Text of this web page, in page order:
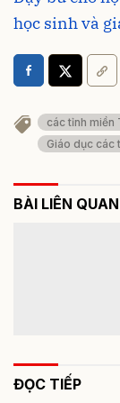
học sinh và
các tỉnh miền
Giáo dục các
BÀI LIÊN QUAN
ĐỌC TIẾP